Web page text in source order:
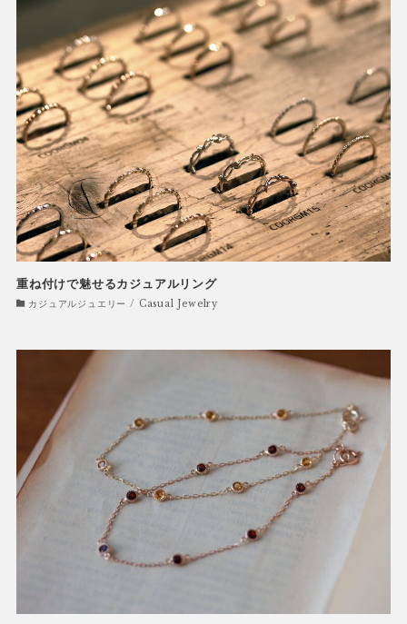
重ね付けで魅せるカジュアルリング
カジュアルジュエリー / Casual Jewelry